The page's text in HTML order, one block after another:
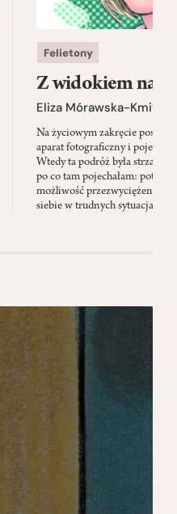
Felietony
Z widokiem na
Eliza Mórawska-Kmita
Na życiowym zakręcie
aparat fotograficzny i
Wtedy ta podróż była
po co tam pojechałam:
możliwość przezwyciężenia
siebie w trudnych sytuacjach